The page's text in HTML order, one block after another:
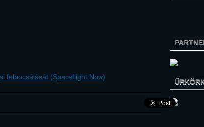
felbocsátását (Spaceflight Now)